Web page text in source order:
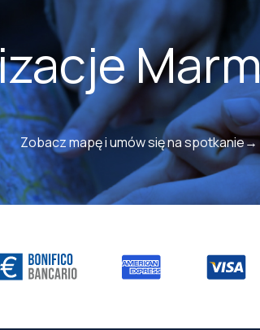
Zobacz mapę i umów się na spotkanie→